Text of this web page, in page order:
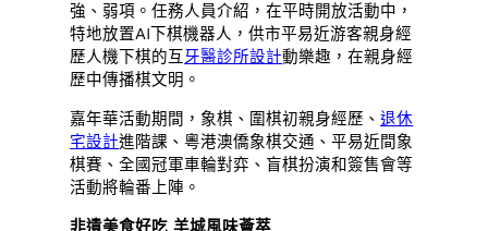
強、弱項。任務人員介紹，在平時開放活動中，
特地放置AI下棋機器人，供市平易近游客親身經
歷人機下棋的互 牙醫診所設計動樂趣，在親身經
歷中傳播棋文明。
嘉年華活動期間，象棋、圍棋初親身經歷、退休
宅設計進階課、粵港澳僑象棋交通、平易近間象
棋賽、全國冠軍車輪對弈、盲棋扮演和簽售會等
活動將輪番上陣。